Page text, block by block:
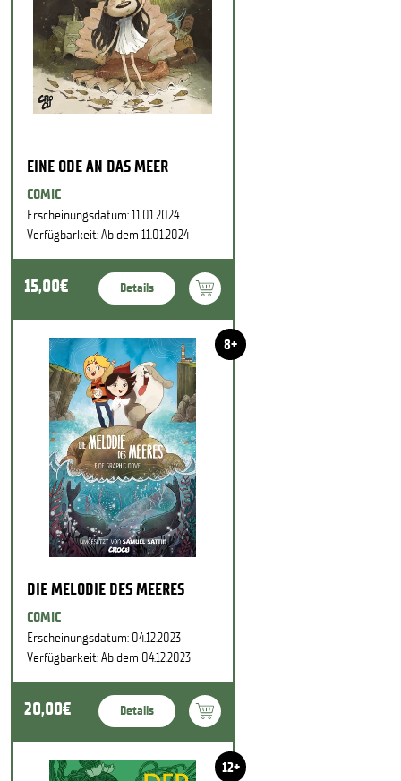
EINE ODE AN DAS MEER
COMIC
Erscheinungsdatum: 11.01.2024
Verfügbarkeit: Ab dem 11.01.2024
15,00€ Details
8+
DIE MELODIE DES MEERES
COMIC
Erscheinungsdatum: 04.12.2023
Verfügbarkeit: Ab dem 04.12.2023
20,00€ Details
12+